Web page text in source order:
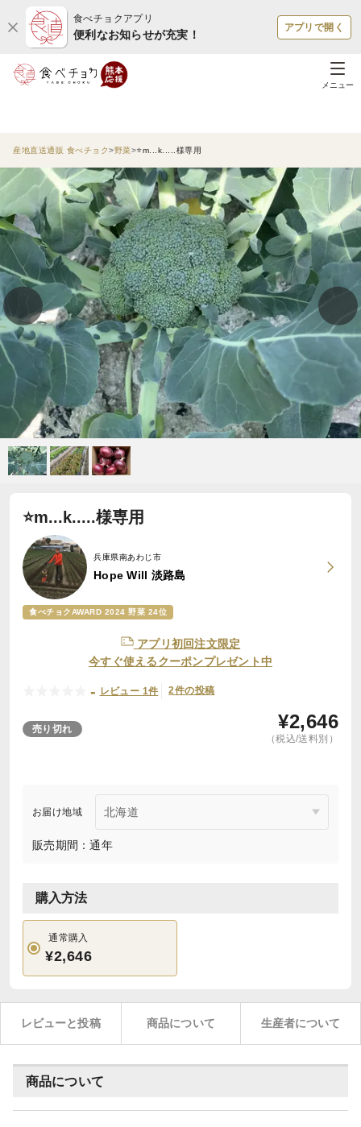
食べチョクアプリ
便利なお知らせが充実！
アプリで開く
メニュー
産地直送通販 食べチョク 野菜 ⭐️m...k.....様専用
⭐️m...k.....様専用
兵庫県南あわじ市
Hope Will 淡路島
食べチョクAWARD 2024 野菜 24位
アプリ初回注文限定
今すぐ使えるクーポンプレゼント中
- レビュー 1件 2件の投稿
売り切れ ¥2,646
（税込/送料別）
お届け地域
販売期間：通年
購入方法
通常購入
¥2,646
レビューと投稿 商品について 生産者について
商品について